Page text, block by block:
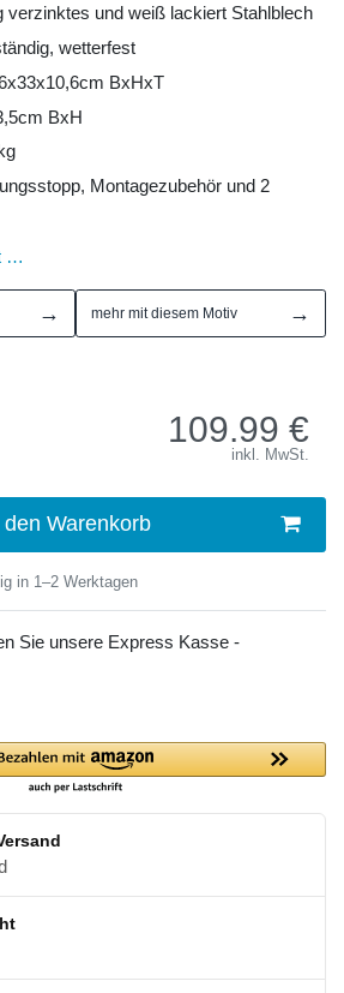
verzinktes und weiß lackiert Stahlblech
wetterfest
BxHxT
BxH
Montagezubehör und 2
…
→ mehr mit diesem Motiv →
109.99 €
inkl. MwSt.
den Warenkorb
in 1–2 Werktagen
Sie unsere Express Kasse -